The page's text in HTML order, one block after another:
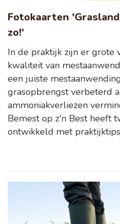
Fotokaarten
zo!'
In de praktijk zijn er grote
kwaliteit van
een juiste
grasopbrengst verbeterd
ammoniakverliezen
Bemest op z'n Best heeft
ontwikkeld met